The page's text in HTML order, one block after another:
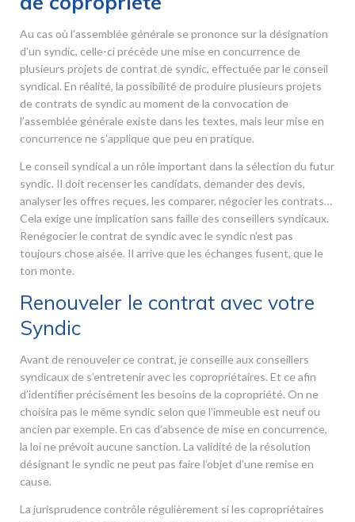
Au cas où l’assemblée générale se prononce sur la désignation
d’un syndic, celle-ci précède une mise en concurrence de
plusieurs projets de contrat de syndic, effectuée par le conseil
syndical. En réalité, la possibilité de produire plusieurs projets
de contrats de syndic au moment de la convocation de
l’assemblée générale existe dans les textes, mais leur mise en
concurrence ne s’applique que peu en pratique.
Le conseil syndical a un rôle important dans la sélection du futur
syndic. Il doit recenser les candidats, demander des devis,
analyser les offres reçues, les comparer, négocier les contrats…
Cela exige une implication sans faille des conseillers syndicaux.
Renégocier le contrat de syndic avec le syndic n’est pas
toujours chose aisée. Il arrive que les échanges fusent, que le
ton monte.
Renouveler le contrat avec votre
Syndic
Avant de renouveler ce contrat, je conseille aux conseillers
syndicaux de s’entretenir avec les copropriétaires. Et ce afin
d’identifier précisément les besoins de la copropriété. On ne
choisira pas le même syndic selon que l’immeuble est neuf ou
ancien par exemple. En cas d’absence de mise en concurrence,
la loi ne prévoit aucune sanction. La validité de la résolution
désignant le syndic ne peut pas faire l’objet d’une remise en
cause.
La jurisprudence contrôle régulièrement si les copropriétaires